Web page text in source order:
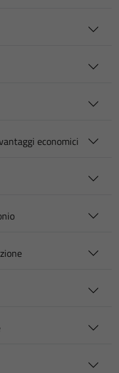
economici